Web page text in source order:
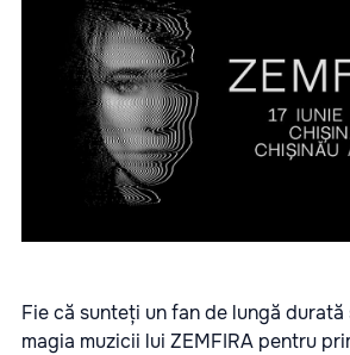
Fie că sunteți un fan de lungă
magia muzicii lui ZEMFIRA pentru